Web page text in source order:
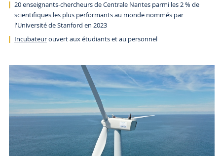
20 enseignants-chercheurs de Centrale Nantes parmi les 2 % de
scientifiques les plus performants au monde nommés par
l'Université de Stanford en 2023
Incubateurouvert aux étudiants et au personnel